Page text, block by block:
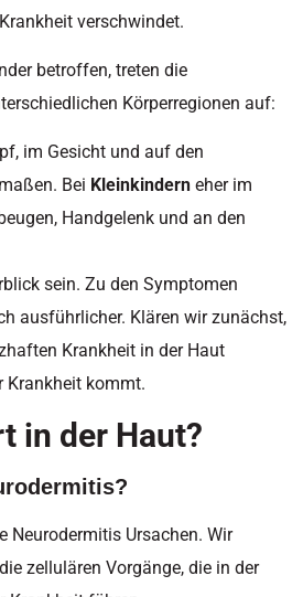
verschwindet.
betroffen, treten die
Körperregionen auf:
im Gesicht und auf den
Bei Kleinkindern eher im
Handgelenk und an den
sein. Zu den Symptomen
ausführlicher. Klären wir zunächst,
Krankheit in der Haut
Krankheit kommt.
in der Haut?
Neurodermitis Ursachen. Wir
zellulären Vorgänge, die in der